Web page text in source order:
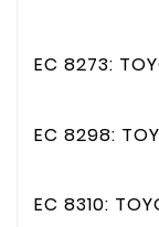
EC 8273:
EC 8298:
EC 8310: